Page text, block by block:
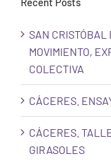
SAN CRISTÓBAL
MOVIMIENTO,
COLECTIVA
CÁCERES.
CÁCERES.
GIRASOLES